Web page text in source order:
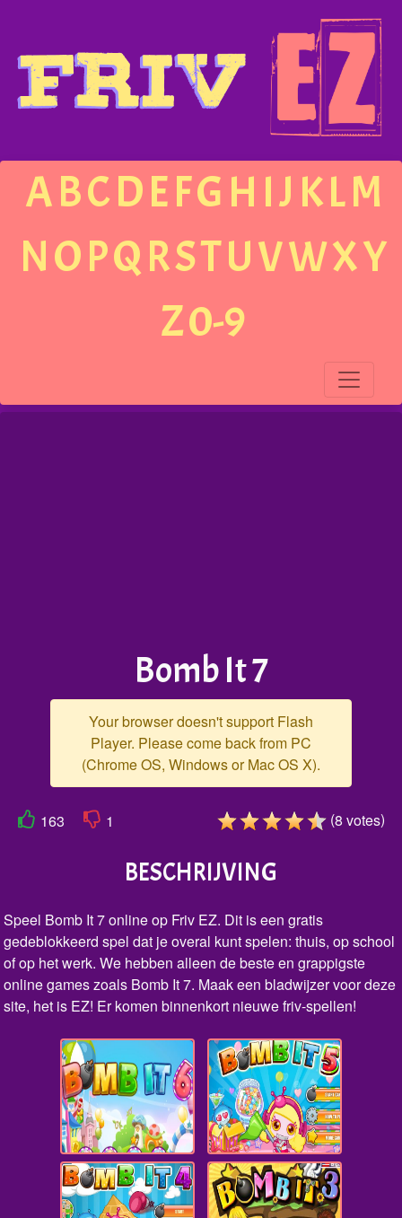
ABCDEFGH IJ KLM
NOPQRSTUVWXY
Z0-9
Bomb It 7
Your browser doesn't support Flash
Player. Please come back from PC
(Chrome OS, Windows or Mac OS X).
163 1 (8 votes)
BESCHRIJVING
Speel Bomb It 7 online op Friv EZ. Dit is een gratis
gedeblokkeerd spel dat je overal kunt spelen: thuis, op school
of op het werk. We hebben alleen de beste en grappigste
online games zoals Bomb It 7. Maak een bladwijzer voor deze
site, het is EZ! Er komen binnenkort nieuwe friv-spellen!